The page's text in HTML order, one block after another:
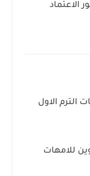
الاعتماد
الترم الاول
للامهات